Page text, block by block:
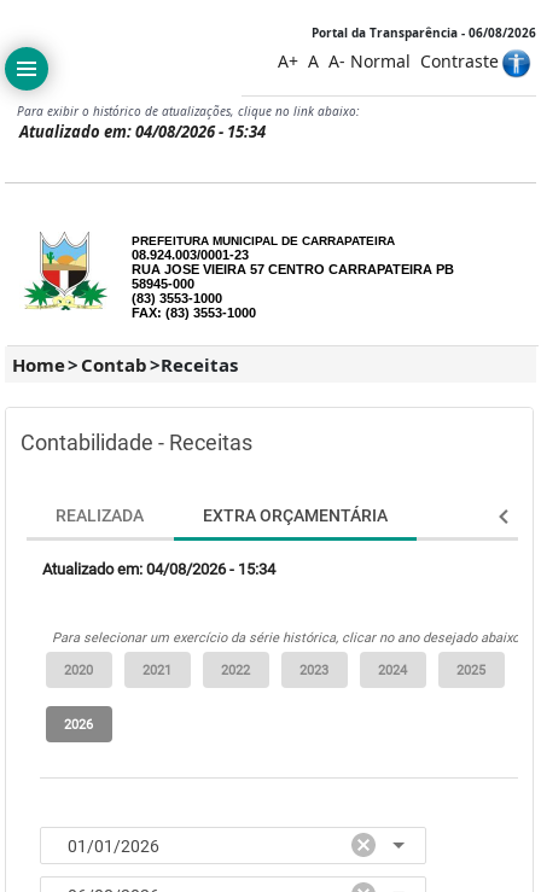
Portal da Transparência - 06/08/2026
A+ A A- Normal Contraste
Para exibir o histórico de atualizações, clique no link abaixo:
Atualizado em: 04/08/2026 - 15:34
PREFEITURA MUNICIPAL DE CARRAPATEIRA
08.924.003/0001-23
RUA JOSE VIEIRA 57 CENTRO CARRAPATEIRA PB
58945-000
(83) 3553-1000
FAX: (83) 3553-1000
Home> Contab>Receitas
Contabilidade - Receitas
REALIZADA EXTRA ORÇAMENTÁRIA
Atualizado em: 04/08/2026 - 15:34
Para selecionar um exercício da série histórica, clicar no ano desejado abaixo: